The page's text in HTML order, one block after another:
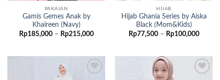
PAKAIAN
Gamis Gemes Anak by
Khaireen (Navy)
Rp185,000 – Rp215,000Rentang
Rp215,000
HIJAB
Hijab Ghania Series by Aiska
Black (Mom&Kids)
Rp77,500 – Rp100,000